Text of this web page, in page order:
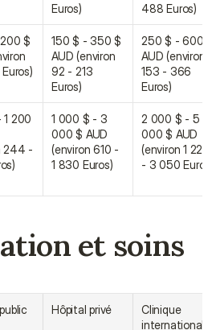
Euros)
488 Euros)
$
150 $ - 350 $
AUD (environ
92 - 213
Euros)
250 $ - 600
AUD (environ
153 - 366
Euros)
200
244 -
1 000 $ - 3
000 $ AUD
(environ 610 -
1 830 Euros)
2 000 $ - 5
000 $ AUD
(environ 1 220
- 3 050
et soins
Hôpital privé
Clinique
internationale